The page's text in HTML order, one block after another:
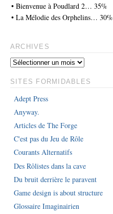
• Bienvenue à Poudlard 2… 35%
• La Mélodie des Orphelins… 30%
ARCHIVES
SITES FORMIDABLES
Adept Press
Anyway.
Articles de The Forge
C'est pas du Jeu de Rôle
Courants Alternatifs
Des Rôlistes dans la cave
Du bruit derrière le paravent
Game design is about structure
Glossaire Imaginairien